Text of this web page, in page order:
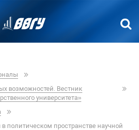
возможностей. Вестник
университета»
политическом пространстве научной